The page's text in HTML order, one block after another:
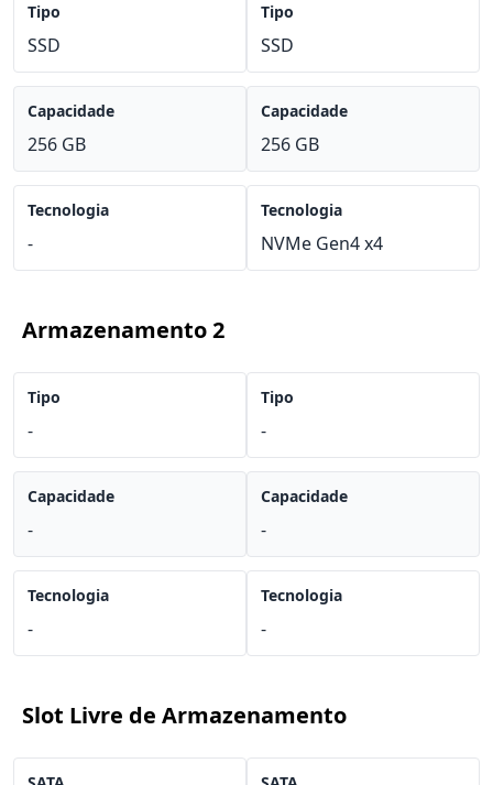
Tipo
SSD
Capacidade
256 GB
Tecnologia
-
Tipo
SSD
Capacidade
256 GB
Tecnologia
NVMe Gen4 x4
Armazenamento 2
Tipo
-
Capacidade
-
Tecnologia
-
Tipo
-
Capacidade
-
Tecnologia
-
Slot Livre de Armazenamento